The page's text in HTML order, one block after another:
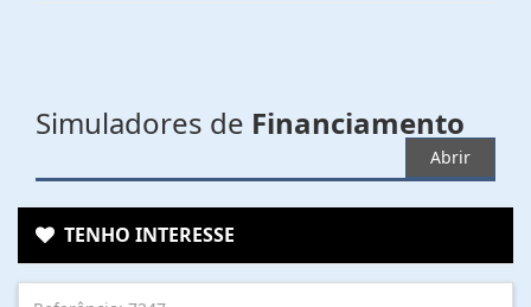
Simuladores de Financiamento
Abrir
TENHO INTERESSE